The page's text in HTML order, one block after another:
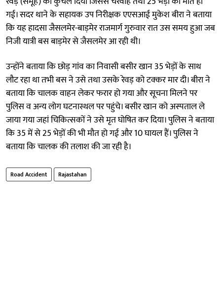
गई। सदर थाने के सहायक उप निरीक्षक एएसआई मुकेश बीरा ने बताया
कि यह हादसा जैसलमेर-बाड़मेर राजमार्ग गुरुवार रात उस समय हुआ जब
निजी यात्री बस बाड़मेर से जैसलमेर आ रही थी।
उन्होंने बताया कि छोड़ गांव का निवासी बसीर खान 35 भेड़ों के साथ
लौट रहा था तभी बस ने उसे तथा उसके रेवड़ को टक्कर मार दी। बीरा ने
बताया कि चालक वाहन लेकर फरार हो गया और सूचना मिलने पर
पुलिस व अन्य लोग घटनास्थल पर पहुंचे। बसीर खान को अस्पताल ले
जाया गया जहां चिकित्सकों ने उसे मृत घोषित कर दिया। पुलिस ने बताया
कि 35 में से 25 भेड़ों की भी मौत हो गई और 10 घायल हैं। पुलिस ने
बताया कि चालक की तलाश की जा रही है।
Road Accident Rajastahan